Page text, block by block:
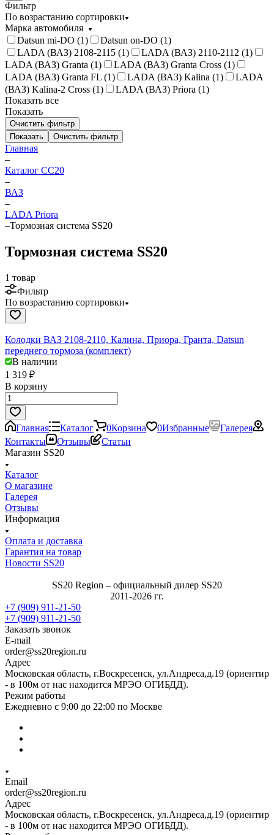
Фильтр
По возрастанию сортировки
Марка автомобиля
Datsun mi-DO (1) Datsun on-DO (1)
LADA (ВАЗ) 2108-2115 (1) LADA (ВАЗ) 2110-2112 (1)
LADA (ВАЗ) Granta (1) LADA (ВАЗ) Granta Cross (1)
LADA (ВАЗ) Granta FL (1) LADA (ВАЗ) Kalina (1)
LADA
(ВАЗ) Kalina-2 Cross (1) LADA (ВАЗ) Priora (1)
Показать все
Показать
Очистить фильтр
Показать
Очистить фильтр
Главная
–
Каталог CC20
–
ВАЗ
–
LADA Priora
–Тормозная система SS20
Тормозная система SS20
1 товар
Фильтр
По возрастанию сортировки
Колодки ВАЗ 2108-2110, Калина, Приора, Гранта, Datsun
переднего тормоза (комплект)
В наличии
1 319 ₽
В корзину
Главная Каталог 0Корзина 0Избранные
Галерея
Контакты
Отзывы
Статьи
Магазин SS20
Каталог
О магазине
Галерея
Отзывы
Информация
Оплата и доставка
Гарантия на товар
Новости SS20
SS20 Region – официальный дилер SS20
2011-2026 гг.
+7 (909) 911-21-50
+7 (909) 911-21-50
Заказать звонок
E-mail
order@ss20region.ru
Адрес
Московская область, г.Воскресенск, ул.Андреса,д.19 (ориентир
- в 100м от нас находится МРЭО ОГИБДД).
Режим работы
Ежедневно с 9:00 до 22:00 по Москве
Email
order@ss20region.ru
Адрес
Московская область, г.Воскресенск, ул.Андреса,д.19 (ориентир
- в 100м от нас находится МРЭО ОГИБДД).